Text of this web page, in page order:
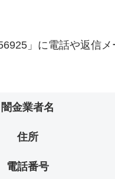
」に電話や返信
闇金業者名
住所
電話番号